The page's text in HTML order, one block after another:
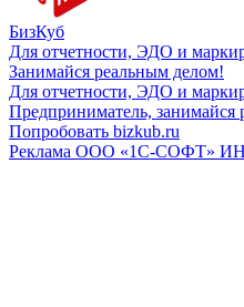
БизКуб
Для отчетности, ЭДО и
Занимайся реальным делом!
Для отчетности, ЭДО и
Предприниматель, занимайся
Попробовать bizkub.ru
Реклама ООО «1С-СОФТ»